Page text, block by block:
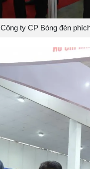
Công ty CP Bóng đèn